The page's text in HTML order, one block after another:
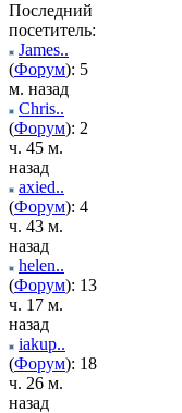
Последний
посетитель:
James..
(Форум): 5
м. назад
Chris..
(Форум): 2
ч. 45 м.
назад
axied..
(Форум): 4
ч. 43 м.
назад
helen..
(Форум): 13
ч. 17 м.
назад
iakup..
(Форум): 18
ч. 26 м.
назад